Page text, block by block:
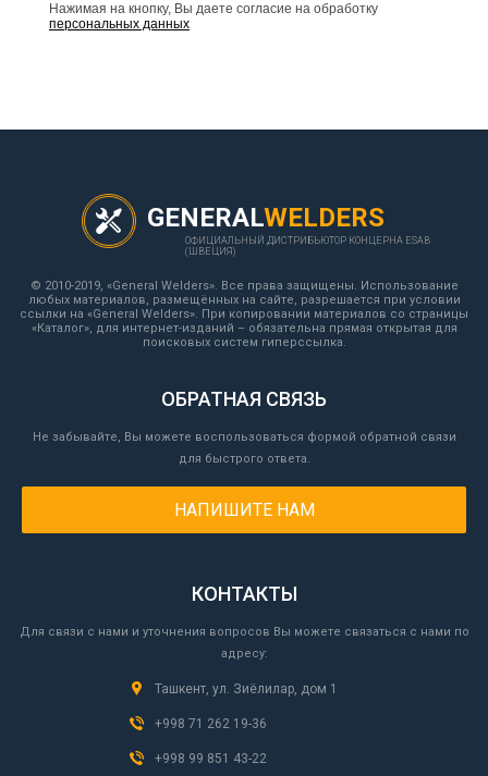
Нажимая на кнопку, Вы даете согласие на обработку
персональных данных
GENERALWELDERS
ОФИЦИАЛЬНЫЙ ДИСТРИБЬЮТОР КОНЦЕРНА ESAB
(ШВЕЦИЯ)
© 2010-2019, «General Welders». Все права защищены. Использование
любых материалов, размещённых на сайте, разрешается при условии
ссылки на «General Welders». При копировании материалов со страницы
«Каталог», для интернет-изданий – обязательна прямая открытая для
поисковых систем гиперссылка.
ОБРАТНАЯ СВЯЗЬ
Не забывайте, Вы можете воспользоваться формой обратной связи
для быстрого ответа.
НАПИШИТЕ НАМ
КОНТАКТЫ
Для связи с нами и уточнения вопросов Вы можете связаться с нами по
адресу:
Ташкент, ул. Зиёлилар, дом 1
+998 71 262 19-36
+998 99 851 43-22